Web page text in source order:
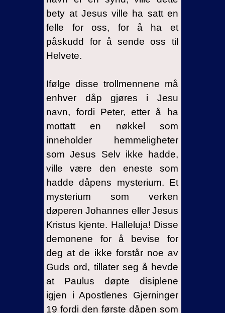
bety at Jesus ville ha satt en
felle for oss, for å ha et
påskudd for å sende oss til
Helvete.
Ifølge disse trollmennene må
enhver dåp gjøres i Jesu
navn, fordi Peter, etter å ha
mottatt en nøkkel som
inneholder hemmeligheter
som Jesus Selv ikke hadde,
ville være den eneste som
hadde dåpens mysterium. Et
mysterium som verken
døperen Johannes eller Jesus
Kristus kjente. Halleluja! Disse
demonene for å bevise for
deg at de ikke forstår noe av
Guds ord, tillater seg å hevde
at Paulus døpte disiplene
igjen i Apostlenes Gjerninger
19 fordi den første dåpen som